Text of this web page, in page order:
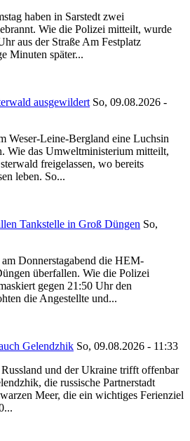
haben in Sarstedt zwei
Wie die Polizei mitteilt, wurde
aus der Straße Am Festplatz
Minuten später...
ausgewildert So, 09.08.2026 -
Weser-Leine-Bergland eine Luchsin
Wie das Umweltministerium mitteilt,
freigelassen, wo bereits
leben. So...
Tankstelle in Groß Düngen So,
Donnerstagabend die HEM-
überfallen. Wie die Polizei
gegen 21:50 Uhr den
die Angestellte und...
Gelendzhik So, 09.08.2026 - 11:33
und der Ukraine trifft offenbar
die russische Partnerstadt
Meer, die ein wichtiges Ferienziel